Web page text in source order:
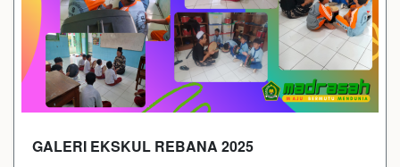
GALERI EKSKUL REBANA 2025